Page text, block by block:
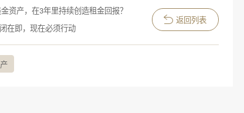
资产，在3年里持续创造租金回报？
在即，现在必须行动
返回列表